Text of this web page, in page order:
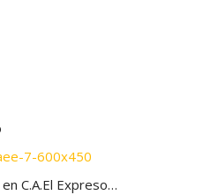
C.A.El Expreso…